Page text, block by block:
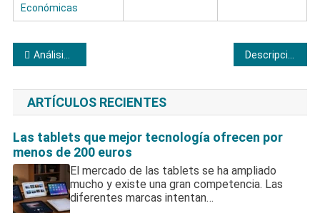
Económicas
Navegación
de
entradas
Análisis profundo de los televisores de marca Nevir
ARTÍCULOS RECIENTES
Las tablets que mejor tecnología ofrecen por
menos de 200 euros
El mercado de las tablets se ha ampliado
mucho y existe una gran competencia. Las
diferentes marcas intentan…